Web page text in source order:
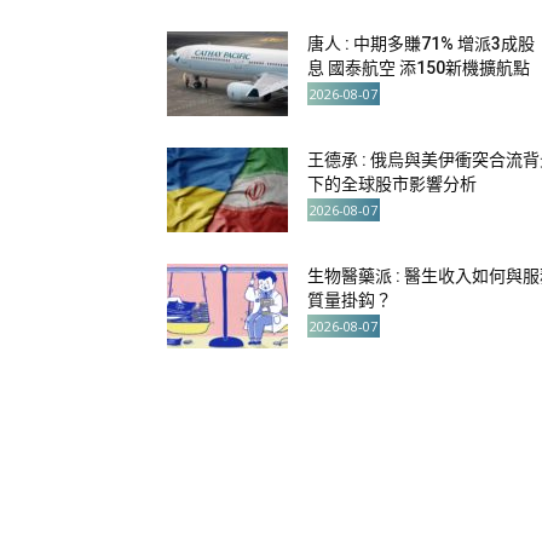
唐人 : 中期多賺71% 增派3成股
息 國泰航空 添150新機擴航點
2026-08-07
王德承 : 俄烏與美伊衝突合流
下的全球股市影響分析
2026-08-07
生物醫藥派 : 醫生收入如何與
質量掛鈎？
2026-08-07